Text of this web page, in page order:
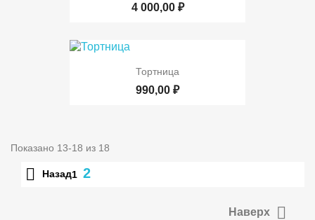
4 000,00 ₽
Тортница
990,00 ₽
Показано 13-18 из 18
 Назад1 2
Наверх 